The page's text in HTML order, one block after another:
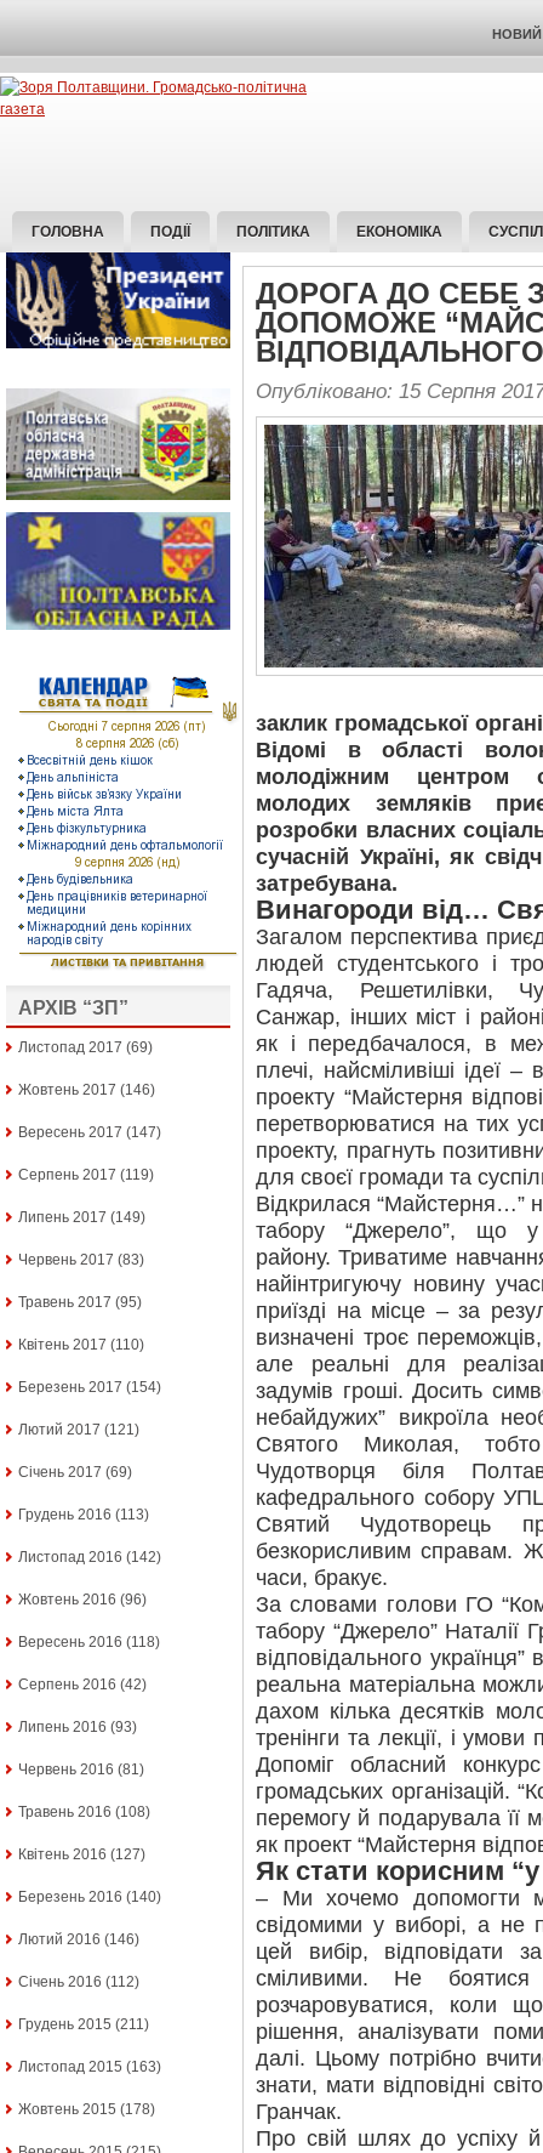
НОВИЙ
ГОЛОВНА ПОДІЇ ПОЛІТИКА ЕКОНОМІКА
АРХІВ “ЗП”
Листопад 2017 (69)
Жовтень 2017 (146)
Вересень 2017 (147)
Серпень 2017 (119)
Липень 2017 (149)
Червень 2017 (83)
Травень 2017 (95)
Квітень 2017 (110)
Березень 2017 (154)
Лютий 2017 (121)
Січень 2017 (69)
Грудень 2016 (113)
Листопад 2016 (142)
Жовтень 2016 (96)
Вересень 2016 (118)
Серпень 2016 (42)
Липень 2016 (93)
Червень 2016 (81)
Травень 2016 (108)
Квітень 2016 (127)
Березень 2016 (140)
Лютий 2016 (146)
Січень 2016 (112)
Грудень 2015 (211)
Листопад 2015 (163)
Жовтень 2015 (178)
ДОРОГА ДО СЕБЕ
ДОПОМОЖЕ
Опубліковано: 15 Серпня
заклик громадської
Відомі в області
молодіжним центром
молодих земляків
розробки власних
сучасній Україні, як
затребувана.
Винагороди від…
Загалом перспектива
людей студентського і
Гадяча, Решетилівки,
Санжар, інших міст і
як і передбачалося, в
плечі, найсміливіші ідеї
проекту “Майстерня
перетворюватися на тих
проекту, прагнуть
для своєї громади та
Відкрилася “Майстерня…”
табору “Джерело”, що у
району. Триватиме
найінтригуючу новину
приїзді на місце – за
визначені троє
але реальні для
задумів гроші. Досить
небайдужих” викроїла
Святого Миколая,
Чудотворця біля
кафедрального собору
Святий Чудотворець
безкорисливим справам.
часи, бракує.
За словами голови ГО
табору “Джерело” Наталії
відповідального
реальна матеріальна
дахом кілька десятків
тренінги та лекції, і
Допоміг обласний
громадських організацій.
перемогу й подарувала її
як проект “Майстерня
Як стати корисним
– Ми хочемо допомогти
свідомими у виборі, а не
цей вибір, відповідати
сміливими. Не
розчаровуватися, коли
рішення, аналізувати
далі. Цьому потрібно
знати, мати відповідні
Гранчак.
Про свій шлях до успіху